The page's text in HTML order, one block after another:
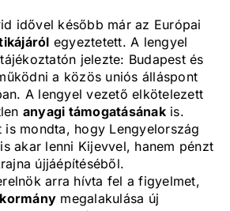
idővel később már az Európai
egyeztetett. A lengyel
jelezte: Budapest és
a közös uniós álláspont
A lengyel vezető elkötelezett
anyagi támogatásánakis.
is mondta, hogy Lengyelország
akar lenni Kijevvel, hanem pénzt
újjáépítéséből.
arra hívta fel a figyelmet,
megalakulása új